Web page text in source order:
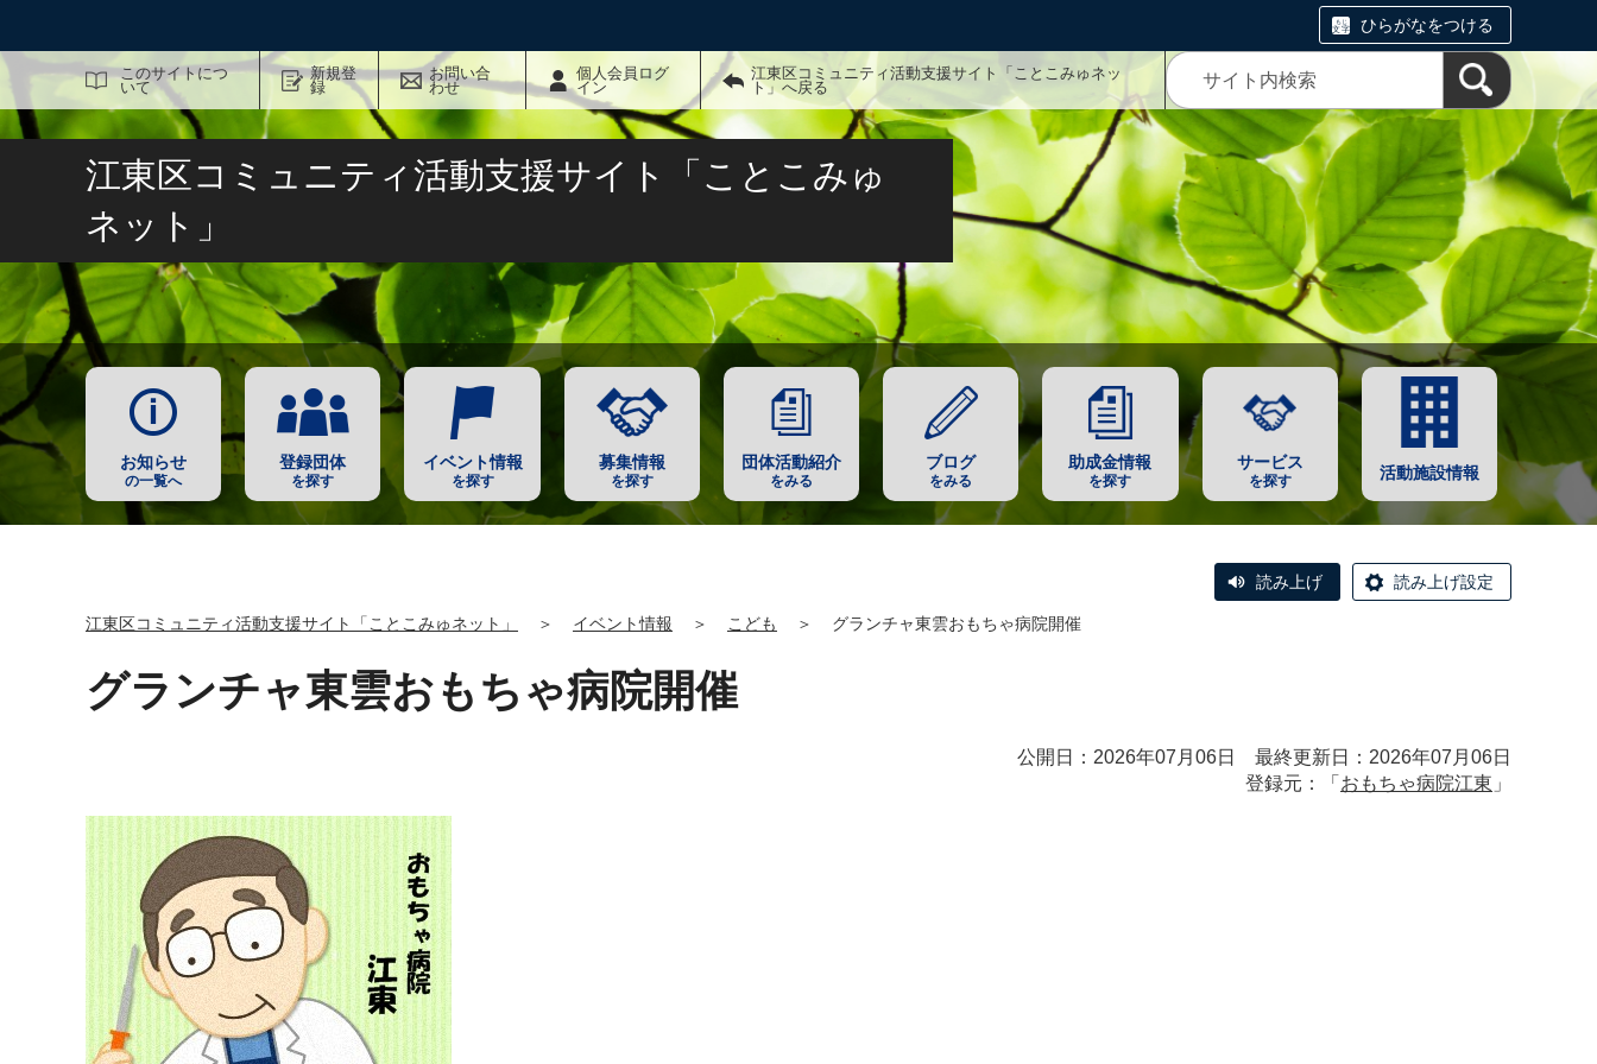
ひらがなをつける
このサイトにつ
いて
新規登
録
お問い合
わせ
個人会員ログ
イン
江東区コミュニティ活動支援サイト「ことこみゅネッ
ト」へ戻る
サイト内検索
江東区コミュニティ活動支援サイト「ことこみゅ
ネット」
お知らせ
の一覧へ
登録団体
を探す
イベント情報
を探す
募集情報
を探す
団体活動紹介
をみる
ブログ
をみる
助成金情報
を探す
サービス
を探す 活動施設情報
読み上げ 読み上げ設定
江東区コミュニティ活動支援サイト「ことこみゅネット」 ＞ イベント情報 ＞ こども ＞ グランチャ東雲おもちゃ病院開催
グランチャ東雲おもちゃ病院開催
公開日：2026年07月06日 最終更新日：2026年07月06日
登録元：「 おもちゃ病院江東 」